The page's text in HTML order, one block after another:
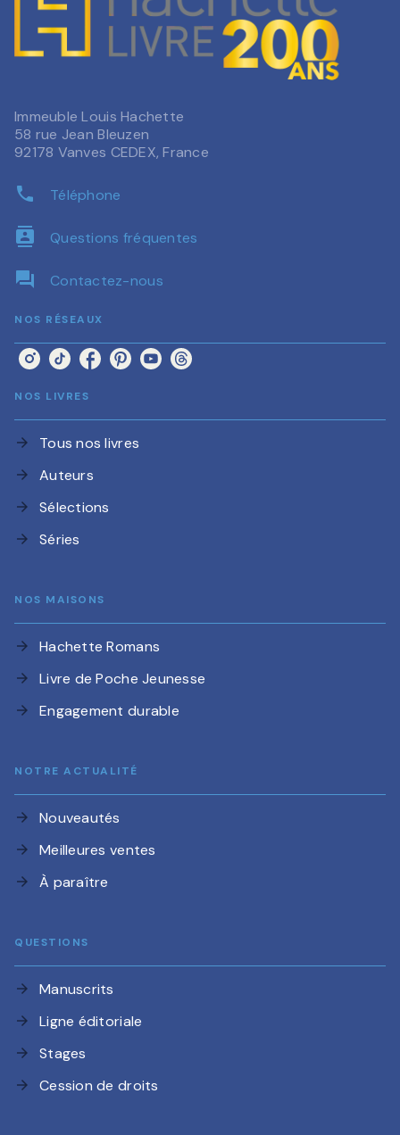
Immeuble Louis Hachette
58 rue Jean Bleuzen
92178 Vanves CEDEX, France
phone Téléphone
contacts Questions fréquentes
question_answer Contactez-nous
NOS RÉSEAUX
NOS LIVRES
arrow_forward Tous nos livres
arrow_forward Auteurs
arrow_forward Sélections
arrow_forward Séries
NOS MAISONS
arrow_forward Hachette Romans
arrow_forward Livre de Poche Jeunesse
arrow_forward Engagement durable
NOTRE ACTUALITÉ
arrow_forward Nouveautés
arrow_forward Meilleures ventes
arrow_forward À paraître
QUESTIONS
arrow_forward Manuscrits
arrow_forward Ligne éditoriale
arrow_forward Stages
arrow_forward Cession de droits